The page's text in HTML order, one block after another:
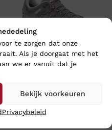
te zorgen dat onze
Als je doorgaat met het
we er vanuit dat je
Bekijk voorkeuren
Privacybeleid